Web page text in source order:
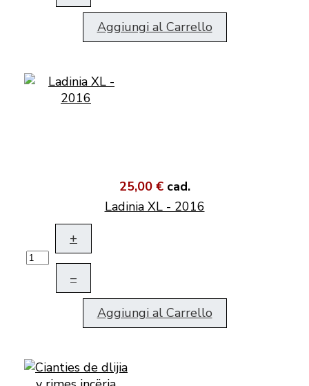
Aggiungi al Carrello
25,00 € cad.
Ladinia XL - 2016
+
–
Aggiungi al Carrello